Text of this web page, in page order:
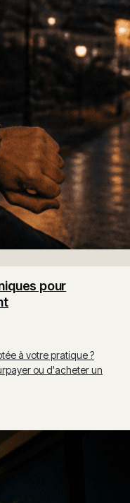
pour
à votre pratique ?
ou d'acheter un